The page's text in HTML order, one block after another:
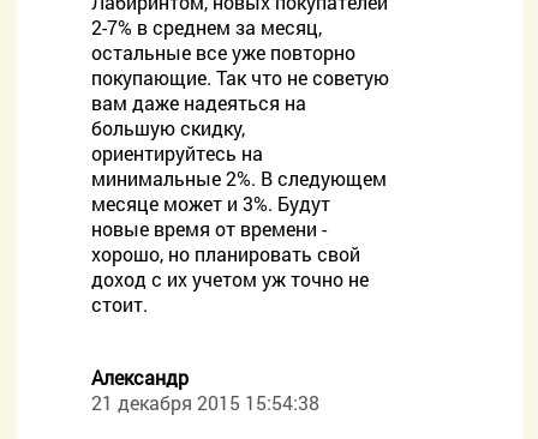
2-7% в среднем за месяц,
остальные все уже повторно
покупающие. Так что не советую
вам даже надеяться на
большую скидку,
ориентируйтесь на
минимальные 2%. В следующем
месяце может и 3%. Будут
новые время от времени -
хорошо, но планировать свой
доход с их учетом уж точно не
стоит.
Александр
21 декабря 2015 15:54:38